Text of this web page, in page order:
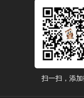
扫一扫，添